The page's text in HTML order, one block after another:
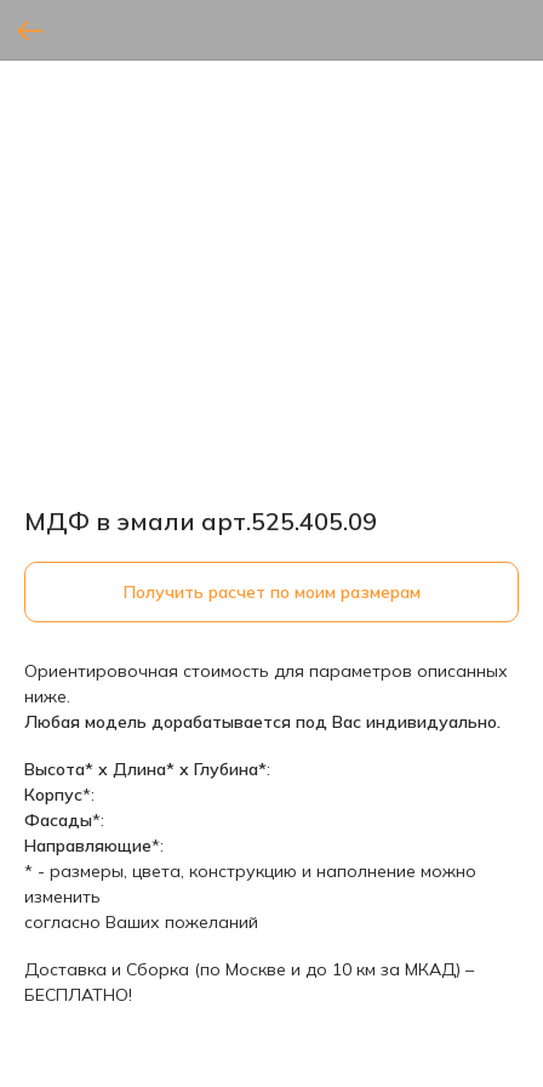
МДФ в эмали арт.525.405.09
Получить расчет по моим размерам
Ориентировочная стоимость для параметров описанных
ниже.
Любая модель дорабатывается под Вас индивидуально.
Высота* х Длина* х Глубина*:
Корпус*:
Фасады*:
Направляющие*:
* - размеры, цвета, конструкцию и наполнение можно
изменить
согласно Ваших пожеланий
Доставка и Сборка (по Москве и до 10 км за МКАД) –
БЕСПЛАТНО!